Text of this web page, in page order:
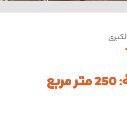
:250 متر مربع